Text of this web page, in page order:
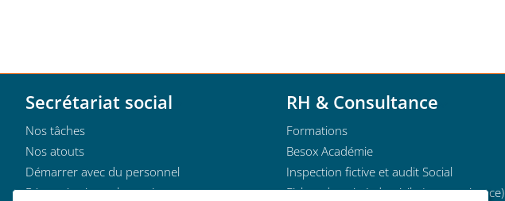
Secrétariat social
Nos tâches
Nos atouts
Démarrer avec du personnel
Rémunérations alternatives
RH & Consultance
Formations
Besox Académie
Inspection fictive et audit Social
Fiches de paie à domicile (sous-traitance)